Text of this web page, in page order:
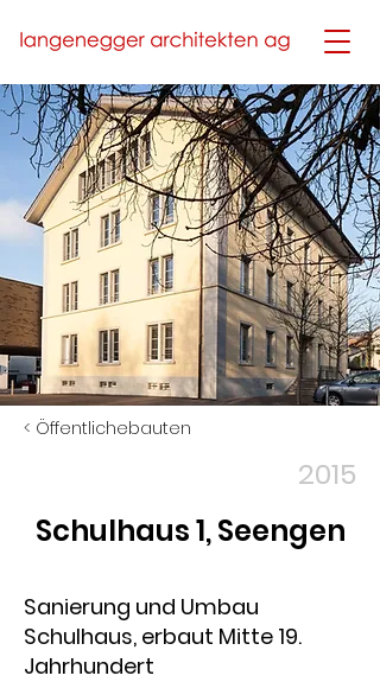
< Öffentlichebauten
2015
Schulhaus 1, Seengen
Sanierung und Umbau
Schulhaus, erbaut Mitte 19.
Jahrhundert